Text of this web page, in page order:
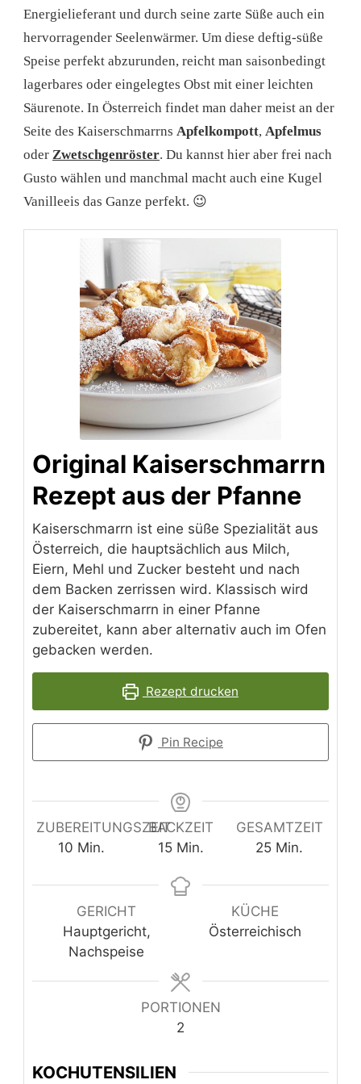
Energielieferant und durch seine zarte Süße auch ein
hervorragender Seelenwärmer. Um diese deftig-süße
Speise perfekt abzurunden, reicht man saisonbedingt
lagerbares oder eingelegtes Obst mit einer leichten
Säurenote. In Österreich findet man daher meist an der
Seite des Kaiserschmarrns Apfelkompott, Apfelmus
oder Zwetschgenröster. Du kannst hier aber frei nach
Gusto wählen und manchmal macht auch eine Kugel
Vanilleeis das Ganze perfekt. 😉
Original Kaiserschmarrn
Rezept aus der Pfanne
Kaiserschmarrn ist eine süße Spezialität aus
Österreich, die hauptsächlich aus Milch,
Eiern, Mehl und Zucker besteht und nach
dem Backen zerrissen wird. Klassisch wird
der Kaiserschmarrn in einer Pfanne
zubereitet, kann aber alternativ auch im Ofen
gebacken werden.
Rezept drucken
Pin Recipe
ZUBEREITUNGSZEIT
10 Minuten
Min.
BACKZEIT
15Minuten
Min.
GESAMTZEIT
25Minuten
Min.
GERICHT
Hauptgericht,
Nachspeise
KÜCHE
Österreichisch
PORTIONEN
2
KOCHUTENSILIEN